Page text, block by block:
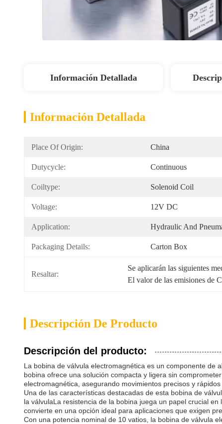
Información Detallada
Información Detallada
Place Of Origin: China
Dutycycle: Continuous
Coiltype: Solenoid Coil
Voltage: 12V DC
Application: Hydraulic And
Packaging Details: Carton Box
Resaltar:
Se aplicarán las siguientes
El valor de las emisiones de
Descripción De Producto
Descripción del producto:
La bobina de válvula electromagnética es un componente de
bobina ofrece una solución compacta y ligera sin
electromagnética, asegurando movimientos precisos y
Una de las características destacadas de esta bobina de
la válvulaLa resistencia de la bobina juega un papel crucial
convierte en una opción ideal para aplicaciones que exigen
Con una potencia nominal de 10 vatios, la bobina de válvula